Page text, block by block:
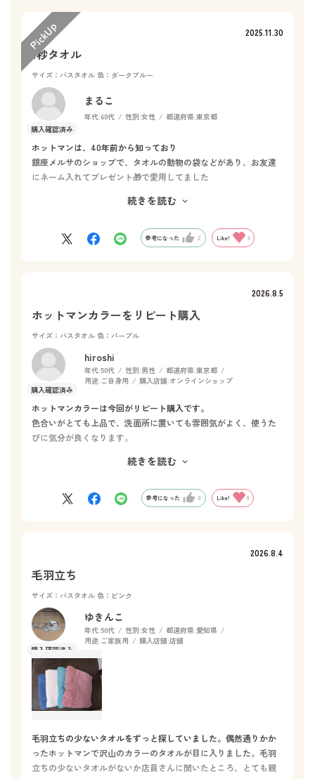
2025.11.30
1秒タオル
サイズ：バスタオル 色：ダークブルー
まるこ
年代:60代 性別:女性 都道府県:東京都
ホットマンは、40年前から知っており
銀座メルサのショップで、タオルの動物の袋などがあり、お友達
にネーム入れてプレゼント🎁で愛用してました
程よい厚み、吸収力、ふき終わった後の肌のスッキリ、スポーツ
限定のタオル以外、定番の配色も人気色を踏まえて新色が欲しい
続きを読む
参考になった 2 Like! 3
2026.8.5
ホットマンカラーをリピート購入
サイズ：バスタオル 色：パープル
hiroshi
年代:50代 性別:男性 都道府県:東京都
用途: ご自身用 購入店舗:オンラインショップ
ホットマンカラーは今回がリピート購入です。
色合いがとても上品で、洗面所に置いても雰囲気がよく、使うた
びに気分が良くなります。
た使い心地なのにしっかり水分を吸ってくれるので、一度使うと
ホテルのような分厚いタオルは乾きにくく、私の好みではありま
せんが、ホットマンカラーは厚すぎず薄すぎない絶妙なバランス
続きを読む
参考になった 0 Like! 0
2026.8.4
毛羽立ち
サイズ：バスタオル 色：ピンク
ゆきんこ
年代:50代 性別:女性 都道府県:愛知県
用途: ご家族用 購入店舗:店舗
毛羽立ちの少ないタオルをずっと探していました。偶然通りかか
ったホットマンで沢山のカラーのタオルが目に入りました。毛羽
立ちの少ないタオルがないか店員さんに聞いたところ、とても親